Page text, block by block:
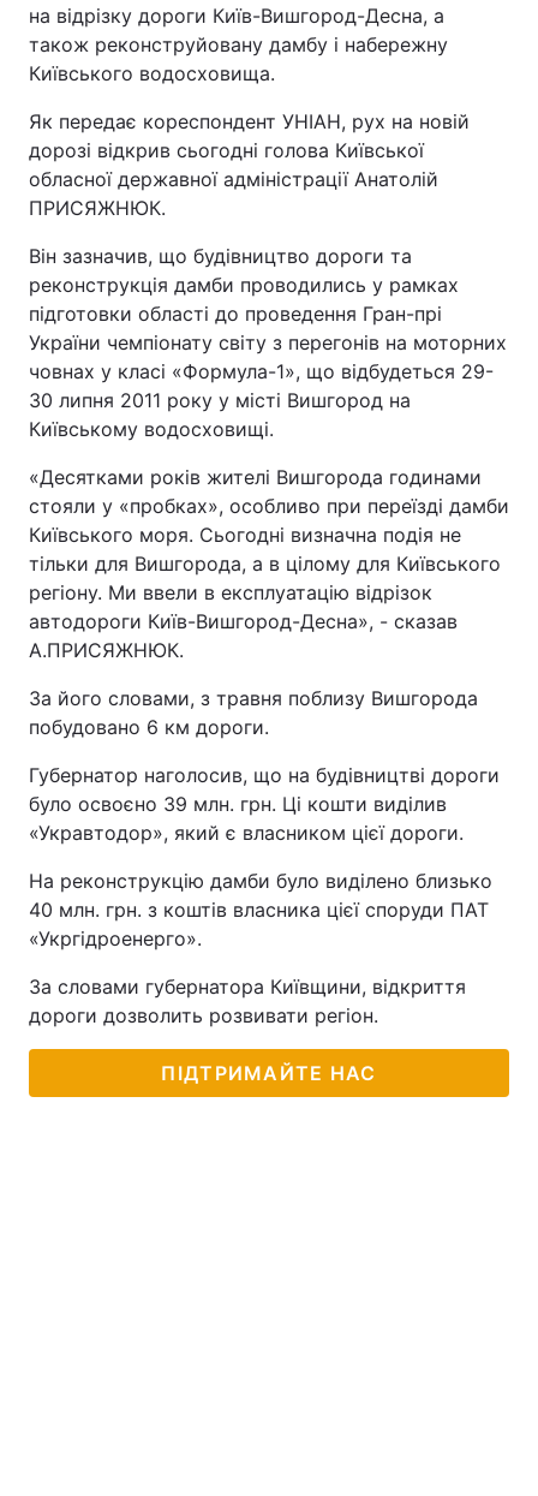
на відрізку дороги Київ-Вишгород-Десна, а
також реконструйовану дамбу і набережну
Київського водосховища.
Як передає кореспондент УНІАН, рух на новій
дорозі відкрив сьогодні голова Київської
обласної державної адміністрації Анатолій
ПРИСЯЖНЮК.
Він зазначив, що будівництво дороги та
реконструкція дамби проводились у рамках
підготовки області до проведення Гран-прі
України чемпіонату світу з перегонів на моторних
човнах у класі «Формула-1», що відбудеться 29-
30 липня 2011 року у місті Вишгород на
Київському водосховищі.
«Десятками років жителі Вишгорода годинами
стояли у «пробках», особливо при переїзді дамби
Київського моря. Сьогодні визначна подія не
тільки для Вишгорода, а в цілому для Київського
регіону. Ми ввели в експлуатацію відрізок
автодороги Київ-Вишгород-Десна», - сказав
А.ПРИСЯЖНЮК.
За його словами, з травня поблизу Вишгорода
побудовано 6 км дороги.
Губернатор наголосив, що на будівництві дороги
було освоєно 39 млн. грн. Ці кошти виділив
«Укравтодор», який є власником цієї дороги.
На реконструкцію дамби було виділено близько
40 млн. грн. з коштів власника цієї споруди ПАТ
«Укргідроенерго».
За словами губернатора Київщини, відкриття
дороги дозволить розвивати регіон.
ПІДТРИМАЙТЕ НАС